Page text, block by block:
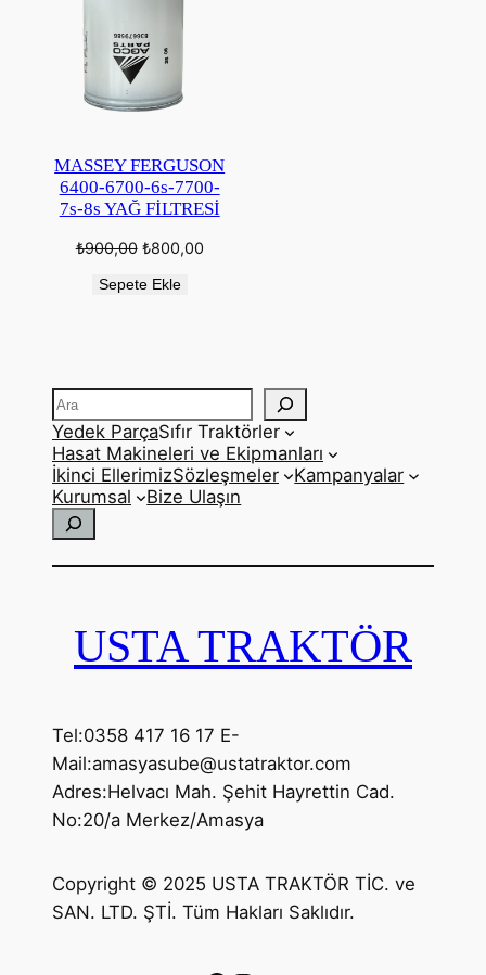
MASSEY FERGUSON
6400-6700-6s-7700-
7s-8s YAĞ FİLTRESİ
₺900,00 Orijinal
₺900,00.
₺800,00Şu
Sepete Ekle
Ara
Yedek ParçaSıfır Traktörler
Hasat Makineleri ve Ekipmanları
İkinci EllerimizSözleşmeler
Kampanyalar
Kurumsal
Bize Ulaşın
Ara
USTA TRAKTÖR
Tel:0358 417 16 17 E-
Mail:amasyasube@ustatraktor.com
Adres:Helvacı Mah. Şehit Hayrettin Cad.
No:20/a Merkez/Amasya
Copyright © 2025 USTA TRAKTÖR TİC. ve
SAN. LTD. ŞTİ. Tüm Hakları Saklıdır.